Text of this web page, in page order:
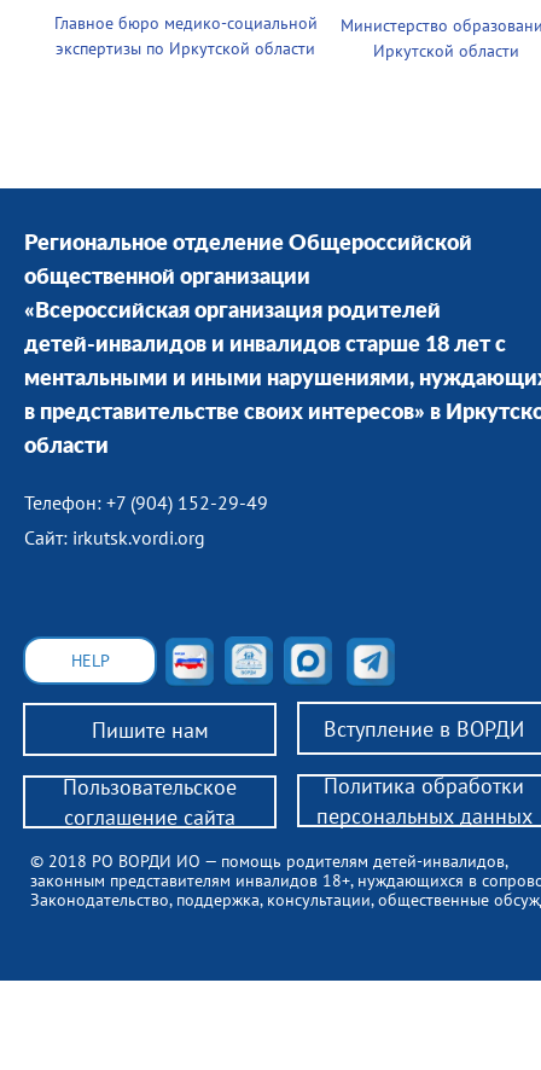
Главное бюро медико-социальной
экспертизы по Иркутской области
Министерство
Иркутской области
Региональное отделение Общероссийской
общественной организации
«Всероссийская организация родителей
детей-инвалидов и инвалидов старше 18 лет с
ментальными и иными нарушениями,
в представительстве своих интересов» в
области
Телефон: +7 (904) 152-29-49
Сайт: irkutsk.vordi.org
Пишите нам Вступление в ВОРДИ
© 2018 РО ВОРДИ ИО — помощь родителям детей-инвалидов,
законным представителям инвалидов 18+, нуждающихся в
Законодательство, поддержка, консультации, общественные
HELP
Пользовательское
соглашение сайта
Политика обработки
персональных данных